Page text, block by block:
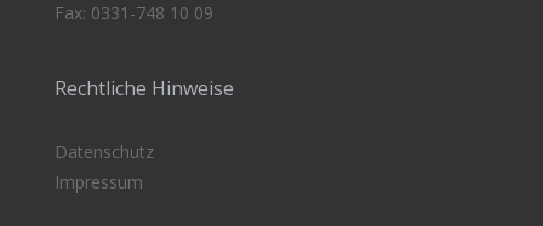
Fax: 0331-748 10 09
Rechtliche Hinweise
Datenschutz
Impressum